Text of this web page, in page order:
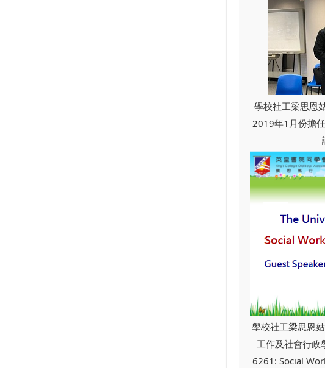
學校社工梁思恩
2019年1月份擔
學校社工梁思恩
工作及社會行政
6261: Social